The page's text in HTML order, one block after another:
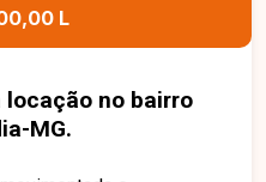
e agende sua visita!
L
locação no bairro
MG.